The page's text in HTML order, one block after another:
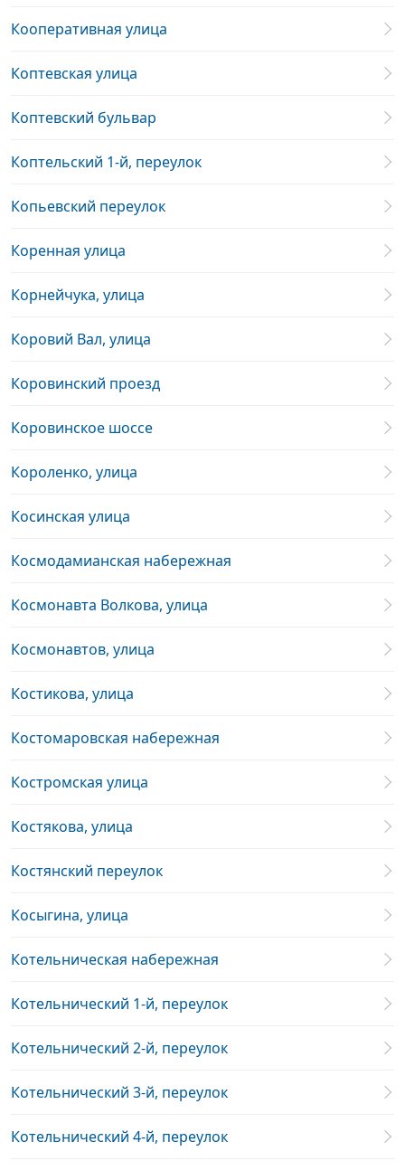
Кооперативная улица
Коптевская улица
Коптевский бульвар
Коптельский 1-й, переулок
Копьевский переулок
Коренная улица
Корнейчука, улица
Коровий Вал, улица
Коровинский проезд
Коровинское шоссе
Короленко, улица
Косинская улица
Космодамианская набережная
Космонавта Волкова, улица
Космонавтов, улица
Костикова, улица
Костомаровская набережная
Костромская улица
Костякова, улица
Костянский переулок
Косыгина, улица
Котельническая набережная
Котельнический 1-й, переулок
Котельнический 2-й, переулок
Котельнический 3-й, переулок
Котельнический 4-й, переулок